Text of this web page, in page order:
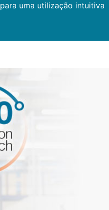
para uma utilização intuitiva